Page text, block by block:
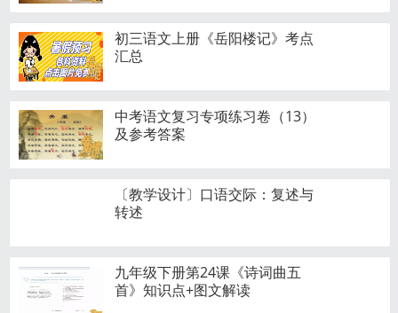
初三语文上册《岳阳楼记​》考点
汇总
中考语文复习专项练习卷（13）
及参考答案
〔教学设计〕口语交际：复述与
转述
九年级下册第24课《诗词曲五
首》知识点+图文解读